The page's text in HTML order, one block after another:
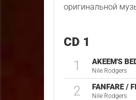
оригинальной
CD 1
1 AKEEM'S
Nile Rodgers
2 FANFARE /
Nile Rodgers